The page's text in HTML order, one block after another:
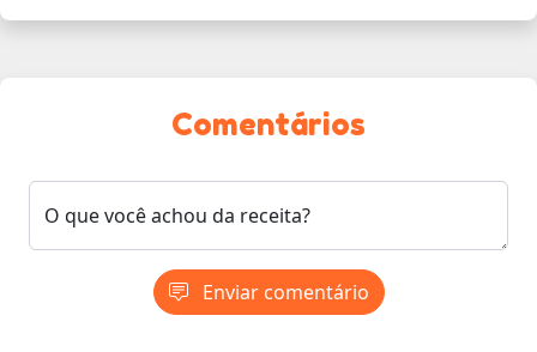
Comentários
O que você achou da receita?
Enviar comentário